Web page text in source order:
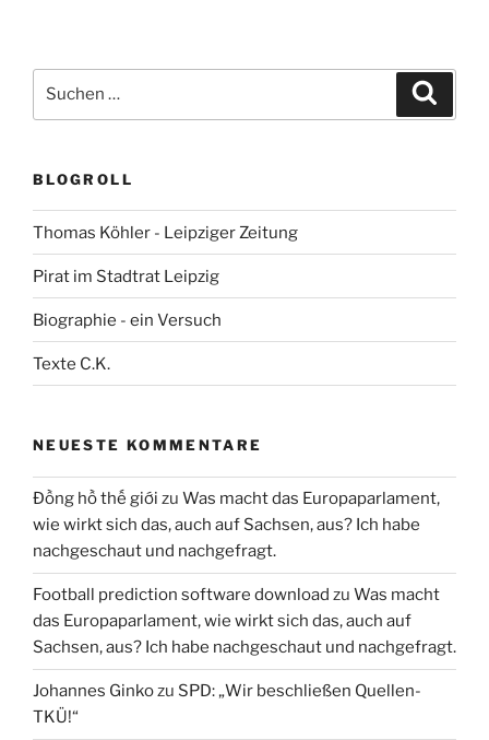
nach:
BLOGROLL
Thomas Köhler - Leipziger Zeitung
Pirat im Stadtrat Leipzig
Biographie - ein Versuch
Texte C.K.
NEUESTE KOMMENTARE
Đồng hồ thế giới zu Was macht das Europaparlament,
wie wirkt sich das, auch auf Sachsen, aus? Ich habe
nachgeschaut und nachgefragt.
Football prediction software download zu Was macht
das Europaparlament, wie wirkt sich das, auch auf
Sachsen, aus? Ich habe nachgeschaut und nachgefragt.
Johannes Ginkozu SPD: „Wir beschließen Quellen-
TKÜ!“